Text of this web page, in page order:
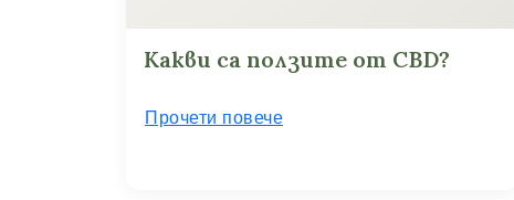
Какви са ползите от CBD?
Прочети повече